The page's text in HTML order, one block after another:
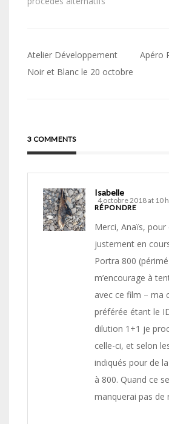
Navigation
de
Atelier Développement
Noir et Blanc le 20 octobre
Apéro
3 COMMENTS
Isabelle
4 octobre 2018 at 10
RÉPONDRE
Merci, Anaïs, pour
justement en
Portra 800
m’encourage à
avec ce film – ma
préférée étant le
dilution 1+1 je
celle-ci, et selon
indiqués pour de
à 800. Quand ce
manquerai pas de